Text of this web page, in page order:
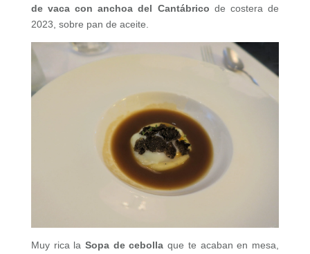
de vaca con anchoa del Cantábrico de costera de
2023, sobre pan de aceite.
Muy rica laSopa de cebolla que te acaban en mesa,